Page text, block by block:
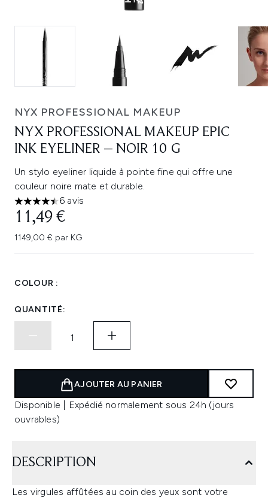
NYX PROFESSIONAL MAKEUP
NYX PROFESSIONAL MAKEUP EPIC
INK EYELINER – NOIR 10 G
Un stylo eyeliner liquide à pointe fine qui offre une
couleur noire mate et durable.
4.5 étoiles sur un maximum de 5
6 avis
11,49 €
1149,00 € par KG
COLOUR :
QUANTITÉ:
AJOUTER AU PANIER
Disponible | Expédié normalement sous 24h (jours
ouvrables)
DESCRIPTION
Les virgules affûtées au coin des yeux sont votre